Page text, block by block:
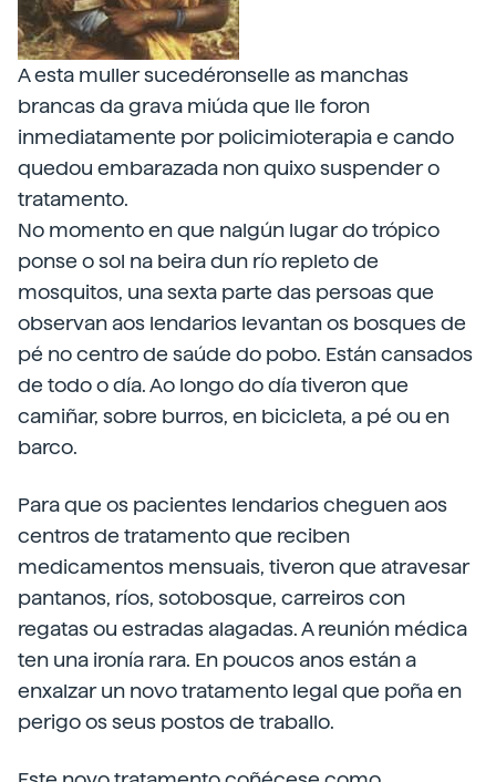
A esta muller sucedéronselle as manchas
brancas da grava miúda que lle foron
inmediatamente por policimioterapia e cando
quedou embarazada non quixo suspender o
tratamento.
No momento en que nalgún lugar do trópico
ponse o sol na beira dun río repleto de
mosquitos, una sexta parte das persoas que
observan aos lendarios levantan os bosques de
pé no centro de saúde do pobo. Están cansados
de todo o día. Ao longo do día tiveron que
camiñar, sobre burros, en bicicleta, a pé ou en
barco.
Para que os pacientes lendarios cheguen aos
centros de tratamento que reciben
medicamentos mensuais, tiveron que atravesar
pantanos, ríos, sotobosque, carreiros con
regatas ou estradas alagadas. A reunión médica
ten una ironía rara. En poucos anos están a
enxalzar un novo tratamento legal que poña en
perigo os seus postos de traballo.